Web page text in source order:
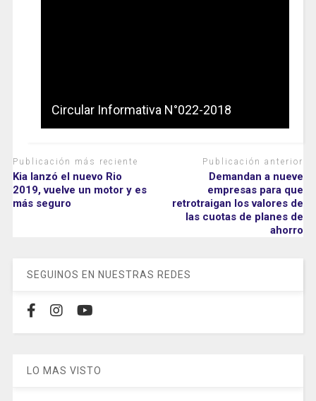
Circular Informativa N°022-2018
Publicación más reciente
Kia lanzó el nuevo Rio
2019, vuelve un motor y es
más seguro
Publicación anterior
Demandan a nueve
empresas para que
retrotraigan los valores de
las cuotas de planes de
ahorro
SEGUINOS EN NUESTRAS REDES
LO MAS VISTO